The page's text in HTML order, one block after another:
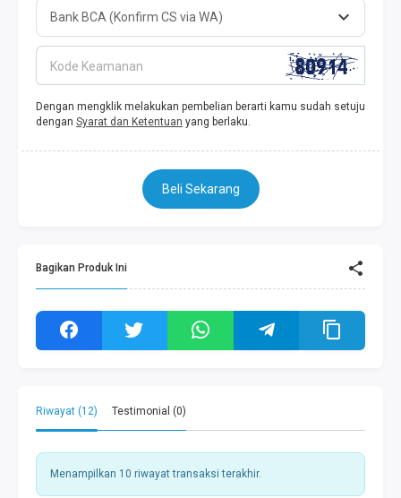
Kode Keamanan
Dengan mengklik melakukan pembelian berarti kamu sudah setuju
dengan Syarat dan Ketentuan yang berlaku.
Beli Sekarang
Bagikan Produk Ini
Riwayat (12) Testimonial (0)
Menampilkan 10 riwayat transaksi terakhir.